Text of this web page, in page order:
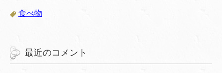
食べ物
最近のコメント